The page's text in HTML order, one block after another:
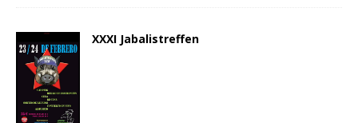
XXXI Jabalistreffen